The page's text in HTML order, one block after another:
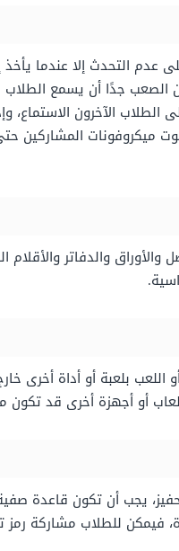
عدم التحدث إلا عندما
الصعب جدًا أن يسمع الطلاب
الآخرون الاستماع،
ميكروفونات المشاركين
والدفاتر
بلعبة أو أداة أخرى
أو أجهزة أخرى قد تكون
يجب أن تكون قاعدة صفية
فيمكن للطلاب مشاركة